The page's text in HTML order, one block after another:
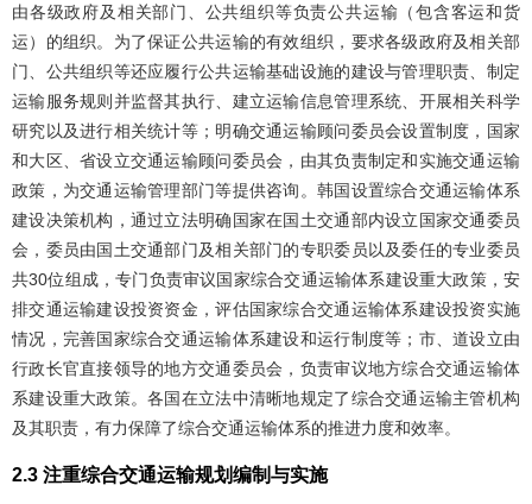
由各级政府及相关部门、公共组织等负责公共运输（包含客运和货
运）的组织。为了保证公共运输的有效组织，要求各级政府及相关部
门、公共组织等还应履行公共运输基础设施的建设与管理职责、制定
运输服务规则并监督其执行、建立运输信息管理系统、开展相关科学
研究以及进行相关统计等；明确交通运输顾问委员会设置制度，国家
和大区、省设立交通运输顾问委员会，由其负责制定和实施交通运输
政策，为交通运输管理部门等提供咨询。韩国设置综合交通运输体系
建设决策机构，通过立法明确国家在国土交通部内设立国家交通委员
会，委员由国土交通部门及相关部门的专职委员以及委任的专业委员
共30位组成，专门负责审议国家综合交通运输体系建设重大政策，安
排交通运输建设投资资金，评估国家综合交通运输体系建设投资实施
情况，完善国家综合交通运输体系建设和运行制度等；市、道设立由
行政长官直接领导的地方交通委员会，负责审议地方综合交通运输体
系建设重大政策。各国在立法中清晰地规定了综合交通运输主管机构
及其职责，有力保障了综合交通运输体系的推进力度和效率。
2.3 注重综合交通运输规划编制与实施